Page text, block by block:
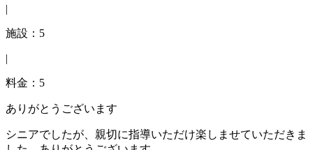
|
施設：5
|
料金：5
ありがとうございます
シニアでしたが、親切に指導いただけ楽しませていただきま